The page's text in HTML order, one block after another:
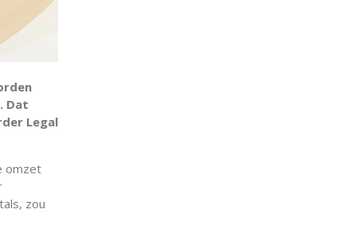
Dat
Legal
omzet
zou